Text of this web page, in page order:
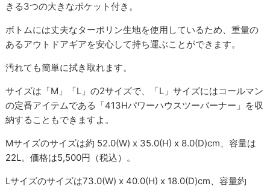
きる3つの大きなポケット付き。
ボトムには丈夫なターポリン生地を使用しているため、重量の
あるアウトドアギアを安心して持ち運ぶことができます。
汚れても簡単に拭き取れます。
サイズは「M」「L」の2サイズで、「L」サイズにはコールマン
の定番アイテムである「413Hパワーハウスツーバーナー」を収
納することもできますよ。
Mサイズのサイズは約 52.0(W) x 35.0(H) x 8.0(D)cm、容量は
22L。価格は5,500円（税込）。
Lサイズのサイズは73.0(W) x 40.0(H) x 18.0(D)cm、容量約